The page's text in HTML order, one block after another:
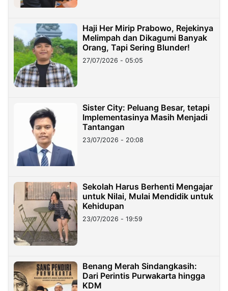
Haji Her Mirip Prabowo, Rejekinya
Melimpah dan Dikagumi Banyak
Orang, Tapi Sering Blunder!
27/07/2026 - 05:05
Sister City: Peluang Besar, tetapi
Implementasinya Masih Menjadi
Tantangan
23/07/2026 - 20:08
Sekolah Harus Berhenti Mengajar
untuk Nilai, Mulai Mendidik untuk
Kehidupan
23/07/2026 - 19:59
Benang Merah Sindangkasih:
Dari Perintis Purwakarta hingga
KDM